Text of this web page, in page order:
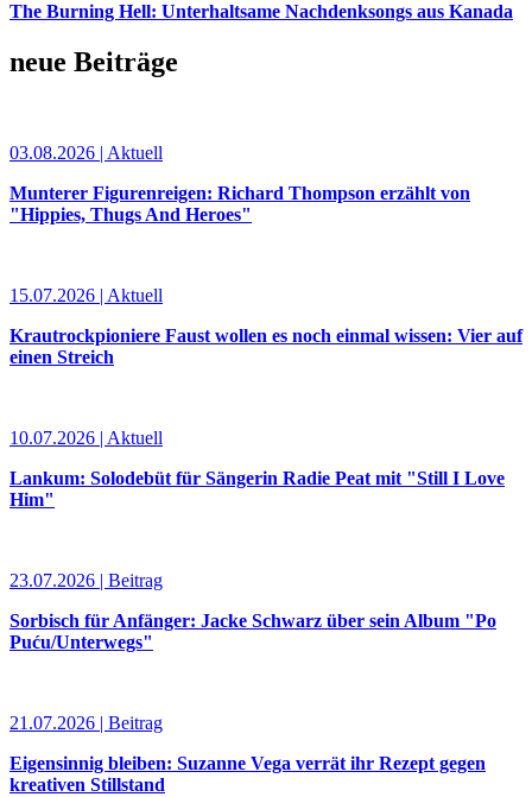
The Burning Hell: Unterhaltsame Nachdenksongs aus Kanada
neue Beiträge
03.08.2026 | Aktuell
Munterer Figurenreigen: Richard Thompson erzählt von
"Hippies, Thugs And Heroes"
15.07.2026 | Aktuell
Krautrockpioniere Faust wollen es noch einmal wissen: Vier auf
einen Streich
10.07.2026 | Aktuell
Lankum: Solodebüt für Sängerin Radie Peat mit "Still I Love
Him"
23.07.2026 | Beitrag
Sorbisch für Anfänger: Jacke Schwarz über sein Album "Po
Puću/Unterwegs"
21.07.2026 | Beitrag
Eigensinnig bleiben: Suzanne Vega verrät ihr Rezept gegen
kreativen Stillstand